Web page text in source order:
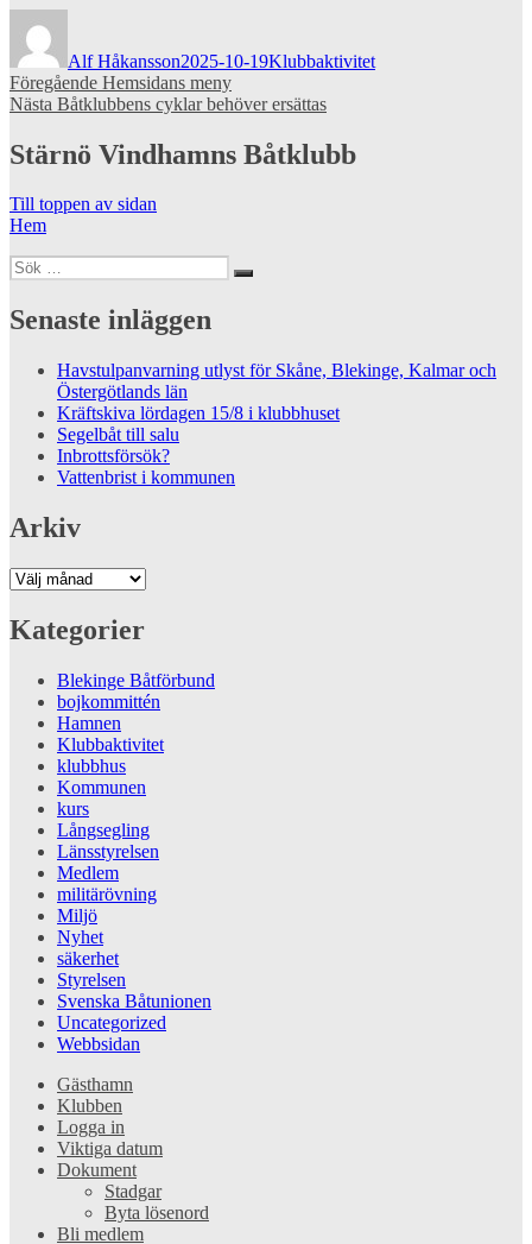
Alf Håkansson2025-10-19Klubbaktivitet
Inläggsnavigering
Föregående Föregående
inlägg:
Hemsidans meny
Nästa Nästa
Båtklubbens cyklar behöver ersättas
Stärnö Vindhamns Båtklubb
Till toppen av sidan
Hem
Sök
efter:
Sök
Senaste inläggen
Havstulpanvarning utlyst för Skåne, Blekinge, Kalmar och
Östergötlands län
Kräftskiva lördagen 15/8 i klubbhuset
Segelbåt till salu
Inbrottsförsök?
Vattenbrist i kommunen
Arkiv
Arkiv
Kategorier
Blekinge Båtförbund
bojkommittén
Hamnen
Klubbaktivitet
klubbhus
Kommunen
kurs
Långsegling
Länsstyrelsen
Medlem
militärövning
Miljö
Nyhet
säkerhet
Styrelsen
Svenska Båtunionen
Uncategorized
Webbsidan
Gästhamn
Klubben
Logga in
Viktiga datum
Dokument
Stadgar
Byta lösenord
Bli medlem